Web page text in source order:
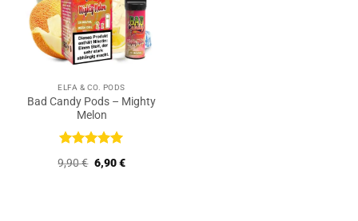
ELFA & CO. PODS
Bad Candy Pods – Mighty
Melon
Bewertet
mit 5 von
9,90€ Ursprünglicher
Preis
6,90€Aktueller